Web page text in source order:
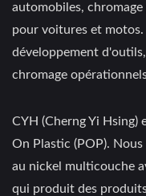
automobiles,
pour voitures et
développement
chromage
CYH (Cherng Yi Hsing)
On Plastic (POP).
au nickel multicouche
qui produit des